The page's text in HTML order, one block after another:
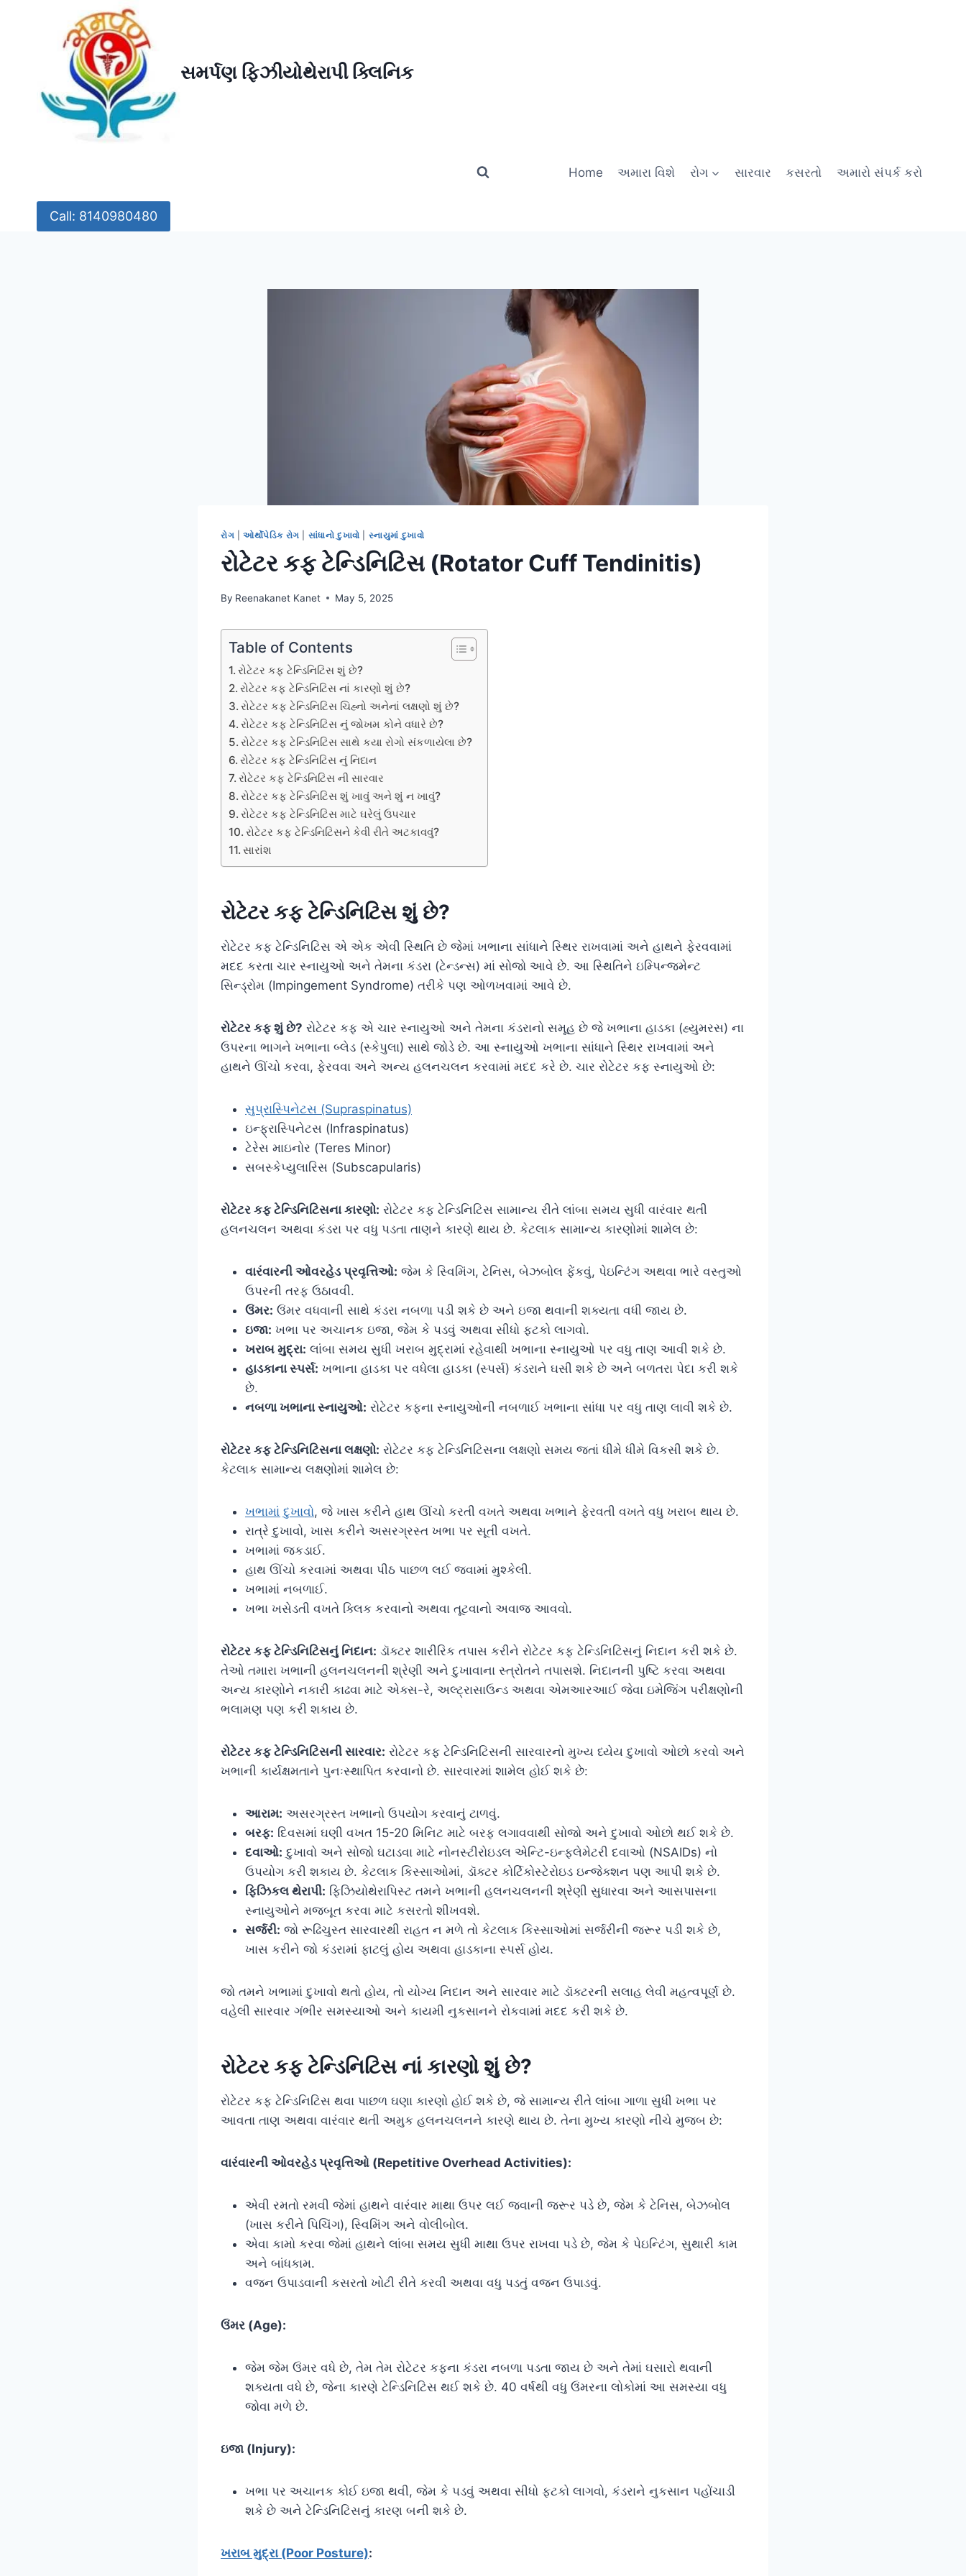
સમર્પણ ફિઝીયોથેરાપી ક્લિનિક
Home અમારા વિશે રોગ સારવાર કસરતો અમારો સંપર્ક કરો
Call: 8140980480
રોગ ઓર્થોપેડિક રોગ સાંધાનો દુખાવો સ્નાયુમાં દુખાવો
રોટેટર કફ ટેન્ડિનિટિસ (Rotator Cuff Tendinitis)
By Reenakanet Kanet May 5, 2025
Table of Contents
રોટેટર કફ ટેન્ડિનિટિસ શું છે?
રોટેટર કફ ટેન્ડિનિટિસ નાં કારણો શું છે?
રોટેટર કફ ટેન્ડિનિટિસ ચિહ્નો અનેનાં લક્ષણો શું છે?
રોટેટર કફ ટેન્ડિનિટિસ નું જોખમ કોને વધારે છે?
રોટેટર કફ ટેન્ડિનિટિસ સાથે કયા રોગો સંકળાયેલા છે?
રોટેટર કફ ટેન્ડિનિટિસ નું નિદાન
રોટેટર કફ ટેન્ડિનિટિસ ની સારવાર
રોટેટર કફ ટેન્ડિનિટિસ શું ખાવું અને શું ન ખાવું?
રોટેટર કફ ટેન્ડિનિટિસ માટે ઘરેલું ઉપચાર
રોટેટર કફ ટેન્ડિનિટિસને કેવી રીતે અટકાવવું?
સારાંશ
રોટેટર કફ ટેન્ડિનિટિસ શું છે?
રોટેટર કફ ટેન્ડિનિટિસ એ એક એવી સ્થિતિ છે જેમાં ખભાના સાંધાને સ્થિર રાખવામાં અને હાથને ફેરવવામાં
મદદ કરતા ચાર સ્નાયુઓ અને તેમના કંડરા (ટેન્ડન્સ) માં સોજો આવે છે. આ સ્થિતિને ઇમ્પિન્જમેન્ટ
સિન્ડ્રોમ (Impingement Syndrome) તરીકે પણ ઓળખવામાં આવે છે.
રોટેટર કફ શું છે? રોટેટર કફ એ ચાર સ્નાયુઓ અને તેમના કંડરાનો સમૂહ છે જે ખભાના હાડકા (હ્યુમરસ) ના
ઉપરના ભાગને ખભાના બ્લેડ (સ્કેપુલા) સાથે જોડે છે. આ સ્નાયુઓ ખભાના સાંધાને સ્થિર રાખવામાં અને
હાથને ઊંચો કરવા, ફેરવવા અને અન્ય હલનચલન કરવામાં મદદ કરે છે. ચાર રોટેટર કફ સ્નાયુઓ છે:
સુપ્રાસ્પિનેટસ (Supraspinatus)
ઇન્ફ્રાસ્પિનેટસ (Infraspinatus)
ટેરેસ માઇનોર (Teres Minor)
સબસ્કેપ્યુલારિસ (Subscapularis)
રોટેટર કફ ટેન્ડિનિટિસના કારણો: રોટેટર કફ ટેન્ડિનિટિસ સામાન્ય રીતે લાંબા સમય સુધી વારંવાર થતી
હલનચલન અથવા કંડરા પર વધુ પડતા તાણને કારણે થાય છે. કેટલાક સામાન્ય કારણોમાં શામેલ છે:
વારંવારની ઓવરહેડ પ્રવૃત્તિઓ: જેમ કે સ્વિમિંગ, ટેનિસ, બેઝબોલ ફેંકવું, પેઇન્ટિંગ અથવા ભારે વસ્તુઓ
ઉપરની તરફ ઉઠાવવી.
ઉંમર: ઉંમર વધવાની સાથે કંડરા નબળા પડી શકે છે અને ઇજા થવાની શક્યતા વધી જાય છે.
ઇજા: ખભા પર અચાનક ઇજા, જેમ કે પડવું અથવા સીધો ફટકો લાગવો.
ખરાબ મુદ્રા: લાંબા સમય સુધી ખરાબ મુદ્રામાં રહેવાથી ખભાના સ્નાયુઓ પર વધુ તાણ આવી શકે છે.
હાડકાના સ્પર્સ: ખભાના હાડકા પર વધેલા હાડકા (સ્પર્સ) કંડરાને ઘસી શકે છે અને બળતરા પેદા કરી શકે
છે.
નબળા ખભાના સ્નાયુઓ: રોટેટર કફના સ્નાયુઓની નબળાઈ ખભાના સાંધા પર વધુ તાણ લાવી શકે છે.
રોટેટર કફ ટેન્ડિનિટિસના લક્ષણો: રોટેટર કફ ટેન્ડિનિટિસના લક્ષણો સમય જતાં ધીમે ધીમે વિકસી શકે છે.
કેટલાક સામાન્ય લક્ષણોમાં શામેલ છે:
ખભામાં દુખાવો, જે ખાસ કરીને હાથ ઊંચો કરતી વખતે અથવા ખભાને ફેરવતી વખતે વધુ ખરાબ થાય છે.
રાત્રે દુખાવો, ખાસ કરીને અસરગ્રસ્ત ખભા પર સૂતી વખતે.
ખભામાં જકડાઈ.
હાથ ઊંચો કરવામાં અથવા પીઠ પાછળ લઈ જવામાં મુશ્કેલી.
ખભામાં નબળાઈ.
ખભા ખસેડતી વખતે ક્લિક કરવાનો અથવા તૂટવાનો અવાજ આવવો.
રોટેટર કફ ટેન્ડિનિટિસનું નિદાન: ડૉક્ટર શારીરિક તપાસ કરીને રોટેટર કફ ટેન્ડિનિટિસનું નિદાન કરી શકે છે.
તેઓ તમારા ખભાની હલનચલનની શ્રેણી અને દુખાવાના સ્ત્રોતને તપાસશે. નિદાનની પુષ્ટિ કરવા અથવા
અન્ય કારણોને નકારી કાઢવા માટે એક્સ-રે, અલ્ટ્રાસાઉન્ડ અથવા એમઆરઆઈ જેવા ઇમેજિંગ પરીક્ષણોની
ભલામણ પણ કરી શકાય છે.
રોટેટર કફ ટેન્ડિનિટિસની સારવાર: રોટેટર કફ ટેન્ડિનિટિસની સારવારનો મુખ્ય ધ્યેય દુખાવો ઓછો કરવો અને
ખભાની કાર્યક્ષમતાને પુનઃસ્થાપિત કરવાનો છે. સારવારમાં શામેલ હોઈ શકે છે:
આરામ: અસરગ્રસ્ત ખભાનો ઉપયોગ કરવાનું ટાળવું.
બરફ: દિવસમાં ઘણી વખત 15-20 મિનિટ માટે બરફ લગાવવાથી સોજો અને દુખાવો ઓછો થઈ શકે છે.
દવાઓ: દુખાવો અને સોજો ઘટાડવા માટે નોનસ્ટીરોઇડલ એન્ટિ-ઇન્ફ્લેમેટરી દવાઓ (NSAIDs) નો
ઉપયોગ કરી શકાય છે. કેટલાક કિસ્સાઓમાં, ડૉક્ટર કોર્ટિકોસ્ટેરોઇડ ઇન્જેક્શન પણ આપી શકે છે.
ફિઝિકલ થેરાપી: ફિઝિયોથેરાપિસ્ટ તમને ખભાની હલનચલનની શ્રેણી સુધારવા અને આસપાસના
સ્નાયુઓને મજબૂત કરવા માટે કસરતો શીખવશે.
સર્જરી: જો રૂઢિચુસ્ત સારવારથી રાહત ન મળે તો કેટલાક કિસ્સાઓમાં સર્જરીની જરૂર પડી શકે છે,
ખાસ કરીને જો કંડરામાં ફાટલું હોય અથવા હાડકાના સ્પર્સ હોય.
જો તમને ખભામાં દુખાવો થતો હોય, તો યોગ્ય નિદાન અને સારવાર માટે ડૉક્ટરની સલાહ લેવી મહત્વપૂર્ણ છે.
વહેલી સારવાર ગંભીર સમસ્યાઓ અને કાયમી નુકસાનને રોકવામાં મદદ કરી શકે છે.
રોટેટર કફ ટેન્ડિનિટિસ નાં કારણો શું છે?
રોટેટર કફ ટેન્ડિનિટિસ થવા પાછળ ઘણા કારણો હોઈ શકે છે, જે સામાન્ય રીતે લાંબા ગાળા સુધી ખભા પર
આવતા તાણ અથવા વારંવાર થતી અમુક હલનચલનને કારણે થાય છે. તેના મુખ્ય કારણો નીચે મુજબ છે:
વારંવારની ઓવરહેડ પ્રવૃત્તિઓ (Repetitive Overhead Activities):
એવી રમતો રમવી જેમાં હાથને વારંવાર માથા ઉપર લઈ જવાની જરૂર પડે છે, જેમ કે ટેનિસ, બેઝબોલ
(ખાસ કરીને પિચિંગ), સ્વિમિંગ અને વોલીબોલ.
એવા કામો કરવા જેમાં હાથને લાંબા સમય સુધી માથા ઉપર રાખવા પડે છે, જેમ કે પેઇન્ટિંગ, સુથારી કામ
અને બાંધકામ.
વજન ઉપાડવાની કસરતો ખોટી રીતે કરવી અથવા વધુ પડતું વજન ઉપાડવું.
ઉંમર (Age):
જેમ જેમ ઉંમર વધે છે, તેમ તેમ રોટેટર કફના કંડરા નબળા પડતા જાય છે અને તેમાં ઘસારો થવાની
શક્યતા વધે છે, જેના કારણે ટેન્ડિનિટિસ થઈ શકે છે. 40 વર્ષથી વધુ ઉંમરના લોકોમાં આ સમસ્યા વધુ
જોવા મળે છે.
ઇજા (Injury):
ખભા પર અચાનક કોઈ ઇજા થવી, જેમ કે પડવું અથવા સીધો ફટકો લાગવો, કંડરાને નુકસાન પહોંચાડી
શકે છે અને ટેન્ડિનિટિસનું કારણ બની શકે છે.
ખરાબ મુદ્રા (Poor Posture):